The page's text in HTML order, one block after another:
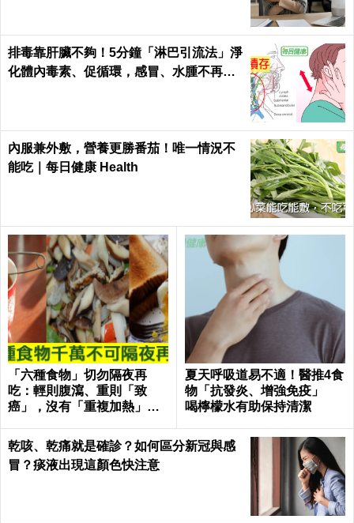
排毒靠肝臟不夠！5分鐘「淋巴引流法」淨
化體內毒素、促循環，感冒、水腫不再來
內服兼外敷，營養更勝番茄！唯一情況不
能吃｜每日健康 Health
「六種食物」切勿隔夜再
吃：輕則腹瀉、重則「致
癌」，沒有「重複加熱」也
夏天呼吸道易不適！醫推4食
物「抗發炎、增強免疫」
喝檸檬水有助保持清潔
乾咳、乾痛就是確診？如何區分新冠與感
冒？痰液出現這顏色快注意